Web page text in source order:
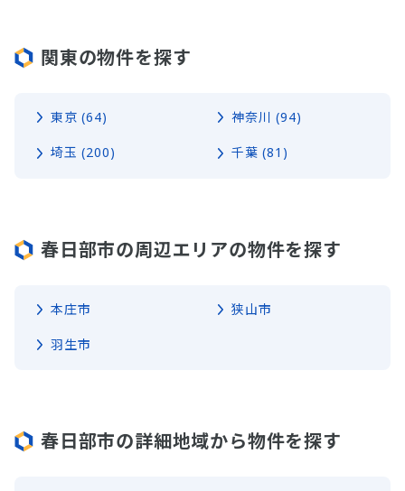
関東の物件を探す
東京 (64) 神奈川 (94)
埼玉 (200) 千葉 (81)
春日部市の周辺エリアの物件を探す
本庄市 狭山市
羽生市
春日部市の詳細地域から物件を探す